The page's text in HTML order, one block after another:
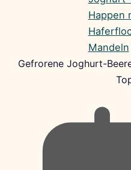
Gefrorene Joghurt-